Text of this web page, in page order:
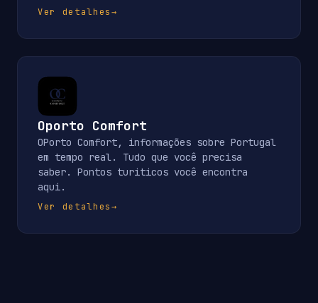
Ver detalhes→
Oporto Comfort
OPorto Comfort, informações sobre Portugal
em tempo real. Tudo que você precisa
saber. Pontos turiticos você encontra
aqui.
Ver detalhes→